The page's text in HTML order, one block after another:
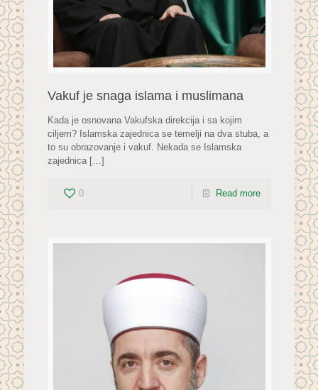
Vakuf je snaga islama i muslimana
Kada je osnovana Vakufska direkcija i sa kojim
ciljem? Islamska zajednica se temelji na dva stuba, a
to su obrazovanje i vakuf. Nekada se Islamska
zajednica[…]
0 Read more